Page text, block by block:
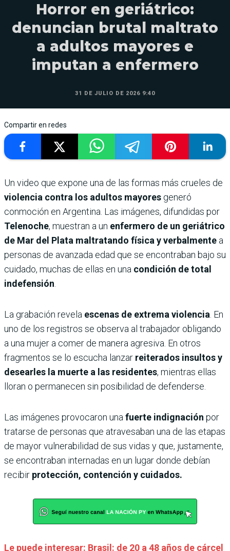
Horror en geriátrico:
denuncian brutal maltrato
a adultos mayores e
imputan a enfermero
31 DE JULIO DE 2026 9:40
Compartir en redes
Un video que expone una de las formas más crueles de
violencia contra los adultos mayores generó
conmoción en Argentina. Las imágenes, difundidas por
Telenoche, muestran a un enfermero de un geriátrico
de Mar del Plata maltratando física y verbalmente a
personas de avanzada edad que se encontraban bajo su
cuidado, muchas de ellas en una condición de total
indefensión.
La grabación revela escenas de extrema violencia. En
uno de los registros se observa al trabajador obligando
a una mujer a comer de manera agresiva. En otros
fragmentos se lo escucha lanzar reiterados insultos y
desearles la muerte a las residentes, mientras ellas
lloran o permanecen sin posibilidad de defenderse.
Las imágenes provocaron unafuerte indignación por
tratarse de personas que atravesaban una de las etapas
de mayor vulnerabilidad de sus vidas y que, justamente,
se encontraban internadas en un lugar donde debían
recibir protección, contención y cuidados.
Le puede interesar: Brasil: de 20 a 48 años de cárcel